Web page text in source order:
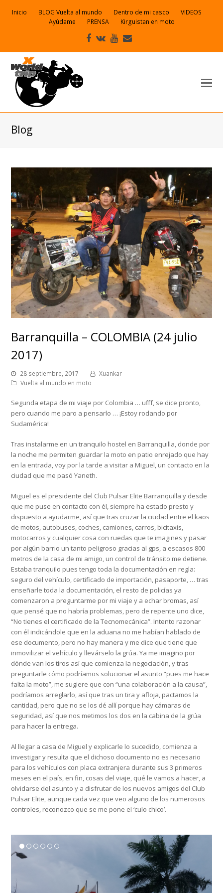
Inicio BLOG Vuelta al mundo Dentro de mi casco
VIDEOS
Ayúdame
PRENSA Kirguistan en moto
Facebook
VK Youtube
electrónico
Blog
Barranquilla – COLOMBIA (24 julio
2017)
28 septiembre, 2017
Xuankar
Vuelta al mundo en moto
Segunda etapa de mi viaje por Colombia … ufff, se dice pronto,
pero cuando me paro a pensarlo … ¡Estoy rodando por
Sudamérica!
Tras instalarme en un tranquilo hostel en Barranquilla, donde por
la noche me permiten guardar la moto en patio enrejado que hay
en la entrada, voy por la tarde a visitar a Miguel, un contacto en la
ciudad que me pasó Yaneth.
Miguel es el presidente del Club Pulsar Elite Barranquilla y desde
que me puse en contacto con él, siempre ha estado presto y
dispuesto a ayudarme, así que tras cruzar la ciudad entre el kaos
de motos, autobuses, coches, camiones, carros, bicitaxis,
motocarros y cualquier cosa con ruedas que te imagines y pasar
por algún barrio un tanto peligroso gracias al gps, a escasos 800
metros de la casa de mi amigo, un control de tránsito me detiene.
Estaba tranquilo pues tengo toda la documentación en regla:
seguro del vehículo, certificado de importación, pasaporte, … tras
enseñarle toda la documentación, el resto de policías ya
comenzaron a preguntarme por mi viaje y a echar bromas, así
que pensé que no habría problemas, pero de repente uno dice,
“No tienes el certificado de la Tecnomecánica”. Intento razonar
con él indicándole que en la aduana no me habían hablado de
ese documento, pero no hay manera y me dice que tiene que
inmovilizar el vehículo y llevárselo la grúa. Ya me imagino por
dónde van los tiros así que comienza la negociación, y tras
preguntarle cómo podríamos solucionar el asunto “pues me hace
falta la moto”, me sugiere que con “una colaboración a la causa”,
podríamos arreglarlo, así que tras un tira y afloja, pactamos la
cantidad, pero que no se los dé allí porque hay cámaras de
seguridad, así que nos metimos los dos en la cabina de la grúa
para hacer la entrega.
Al llegar a casa de Miguel y explicarle lo sucedido, comienza a
investigar y resulta que el dichoso documento no es necesario
para los vehículos con placa extranjera durante sus 3 primeros
meses en el país, en fin, cosas del viaje, qué le vamos a hacer, a
olvidarse del asunto y a disfrutar de los nuevos amigos del Club
Pulsar Elite, aunque cada vez que veo alguno de los numerosos
controles, reconozco que se me pone el ‘culo chico’.